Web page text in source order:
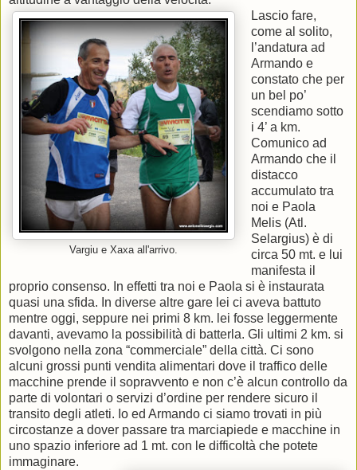
Vargiu e Xaxa all'arrivo.
Lascio fare,
come al solito,
l’andatura ad
Armando e
constato che per
un bel po’
scendiamo sotto
i 4’ a km.
Comunico ad
Armando che il
distacco
accumulato tra
noi e Paola
Melis (Atl.
Selargius) è di
circa 50 mt. e lui
manifesta il
proprio consenso. In effetti tra noi e Paola si è instaurata
quasi una sfida. In diverse altre gare lei ci aveva battuto
mentre oggi, seppure nei primi 8 km. lei fosse leggermente
davanti, avevamo la possibilità di batterla. Gli ultimi 2 km. si
svolgono nella zona “commerciale” della città. Ci sono
alcuni grossi punti vendita alimentari dove il traffico delle
macchine prende il sopravvento e non c’è alcun controllo da
parte di volontari o servizi d’ordine per rendere sicuro il
transito degli atleti. Io ed Armando ci siamo trovati in più
circostanze a dover passare tra marciapiede e macchine in
uno spazio inferiore ad 1 mt. con le difficoltà che potete
immaginare.